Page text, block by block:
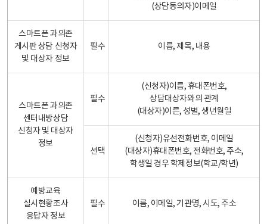
(상담동의자)이메일
스마트폰 과의존
게시판 상담 신청자
및 대상자 정보
필수 이름, 제목, 내용
스마트폰 과의존
센터내방상담
신청자 및 대상자
정보
필수
(신청자)이름, 휴대폰번호,
상담대상자와의 관계
(대상자)이른, 성별, 생년월일
선택
(신청자)유선전화번호, 이메일
(대상자)휴대폰번호, 전화번호, 주소,
학생일 경우 학제정보(학교/학년)
예방교육
실시현황조사
응답자 정보
필수 이름, 이메일, 기관명, 시도, 주소